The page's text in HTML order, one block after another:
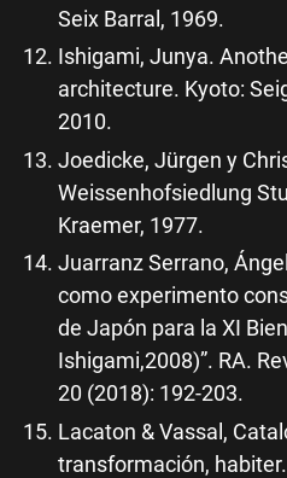
Seix Barral, 1969.
Ishigami, Junya.
architecture. Kyoto:
2010.
Joedicke, Jürgen y
Weissenhofsiedlung
Kraemer, 1977.
Juarranz Serrano,
como experimento
de Japón para la XI
Ishigami,2008)”. RA.
20 (2018): 192-203.
Lacaton & Vassal,
transformación,